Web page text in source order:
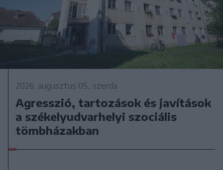
2026. augusztus 05., szerda
Agresszió, tartozások és javítások
a székelyudvarhelyi szociális
tömbházakban